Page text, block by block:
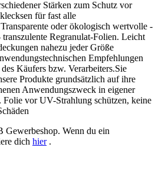
Stärken zum Schutz vor
für fast alle
oder ökologisch wertvolle -
Regranulat-Folien. Leicht
nahezu jeder Größe
Empfehlungen
Käufers bzw. Verarbeiters.Sie
Produkte grundsätzlich auf ihre
Anwendungszweck in eigener
vor UV-Strahlung schützen, keine
Wenn du ein
dich hier.